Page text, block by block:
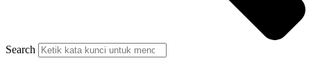
Search